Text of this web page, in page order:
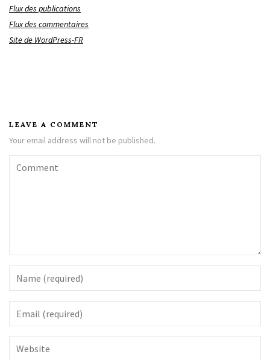
Flux des publications
Flux des commentaires
Site de WordPress-FR
LEAVE A COMMENT
Your email address will not be published.